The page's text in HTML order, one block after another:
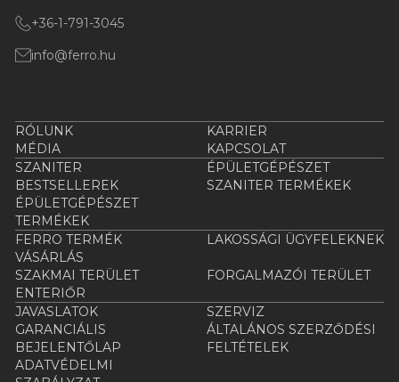
+36-1-791-3045
info@ferro.hu
RÓLUNK
KARRIER
MÉDIA
KAPCSOLAT
SZANITER
ÉPÜLETGÉPÉSZET
BESTSELLEREK
SZANITER TERMÉKEK
ÉPÜLETGÉPÉSZET
TERMÉKEK
FERRO TERMÉK
VÁSÁRLÁS
LAKOSSÁGI ÜGYFELEKNEK
SZAKMAI TERÜLET
FORGALMAZÓI TERÜLET
ENTERIŐR
JAVASLATOK
SZERVIZ
GARANCIÁLIS
BEJELENTŐLAP
ÁLTALÁNOS SZERZŐDÉSI
FELTÉTELEK
ADATVÉDELMI